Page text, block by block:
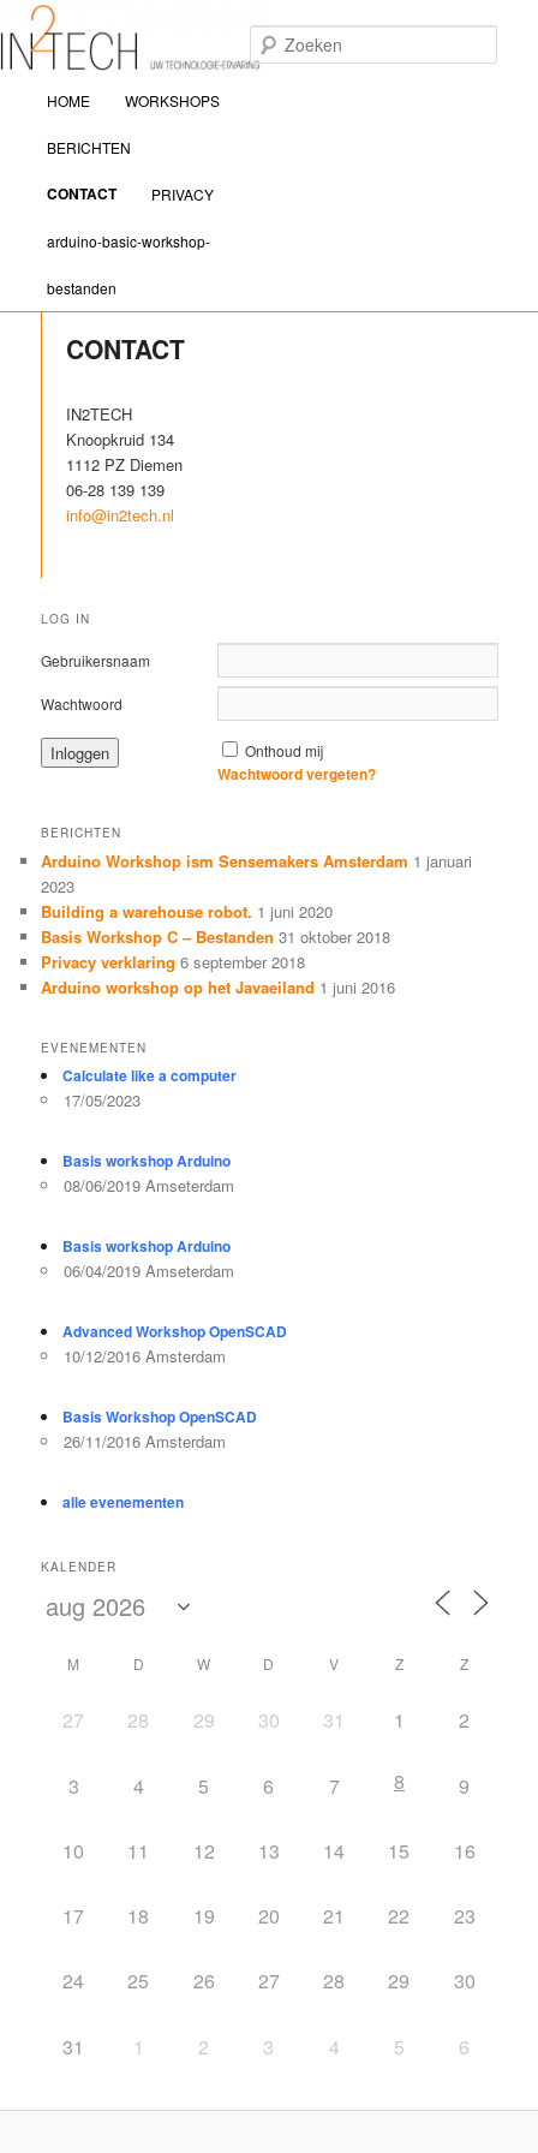
IN2TECH
Spring naar de primaire inhoud
Spring naar de secundaire inhoud
HOME WORKSHOPS
BERICHTEN
CONTACT PRIVACY
arduino-basic-workshop-
bestanden
CONTACT
IN2TECH
Knoopkruid 134
1112 PZ Diemen
06-28 139 139
info@in2tech.nl
LOG IN
Gebruikersnaam
Wachtwoord
Onthoud mij
Wachtwoord vergeten?
BERICHTEN
Arduino Workshop ism Sensemakers Amsterdam 1 januari
2023
Building a warehouse robot. 1 juni 2020
Basis Workshop C – Bestanden 31 oktober 2018
Privacy verklaring 6 september 2018
Arduino workshop op het Javaeiland 1 juni 2016
EVENEMENTEN
Calculate like a computer
17/05/2023
Basis workshop Arduino
08/06/2019 Amseterdam
Basis workshop Arduino
06/04/2019 Amseterdam
Advanced Workshop OpenSCAD
10/12/2016 Amsterdam
Basis Workshop OpenSCAD
26/11/2016 Amsterdam
alle evenementen
KALENDER
M D W D V Z Z
27 28 29 30 31 1 2
3 4 5 6 7 8 9
10 11 12 13 14 15 16
17 18 19 20 21 22 23
24 25 26 27 28 29 30
31 1 2 3 4 5 6